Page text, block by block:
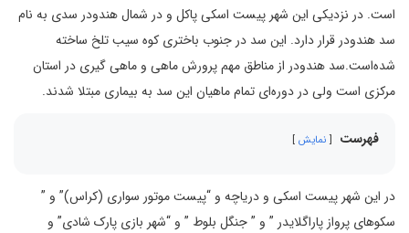
است. در نزديکی اين شهر پيست اسکی پاکل و در شمال هندودر سدی به نام
سد هندودر قرار دارد. اين سد در جنوب باختری کوه سيب تلخ ساخته
شده‌است.سد هندودر از مناطق مهم پرورش ماهی و ماهی گيری در استان
مرکزی است ولی در دوره‌ای تمام ماهيان اين سد به بيماری مبتلا شدند.
فهرست نمایش
در این شهر پیست اسکی و دریاچه و “پیست موتور سواری (کراس)” و ”
سکوهای پرواز پاراگلایدر ” و ” جنگل بلوط ” و “شهر بازی پارک شادی” و